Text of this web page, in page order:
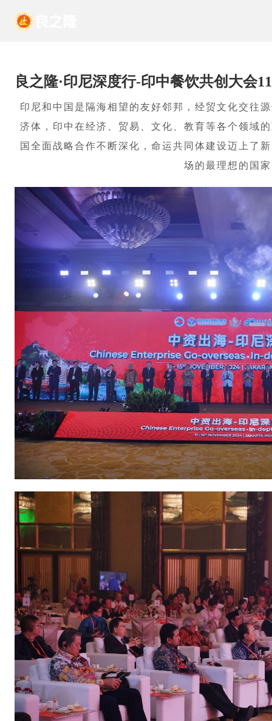
良之隆·印尼深度行-印中餐饮共创大会
印尼和中国是隔海相望的友好邻邦，经贸文化交往
济体，印中在经济、贸易、文化、教育等各个领域
国全面战略合作不断深化，命运共同体建设迈上了
场的最理想的国